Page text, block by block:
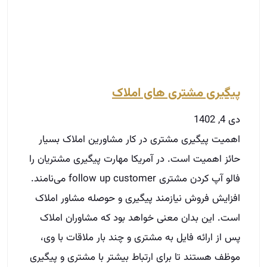
پیگیری مشتری های املاک
دی 4, 1402
اهمیت پیگیری مشتری در کار مشاورین املاک بسیار
حائز اهمیت است. در آمریکا مهارت پیگیری مشتریان را
فالو آپ کردن مشتری follow up customer می‌نامند.
افزایش فروش نیازمند پیگیری و حوصله مشاور املاک
است. این بدان معنی خواهد بود که مشاوران املاک
پس از ارائه فایل به مشتری و چند بار ملاقات با وی،
موظف هستند تا برای ارتباط بیشتر با مشتری و پیگیری